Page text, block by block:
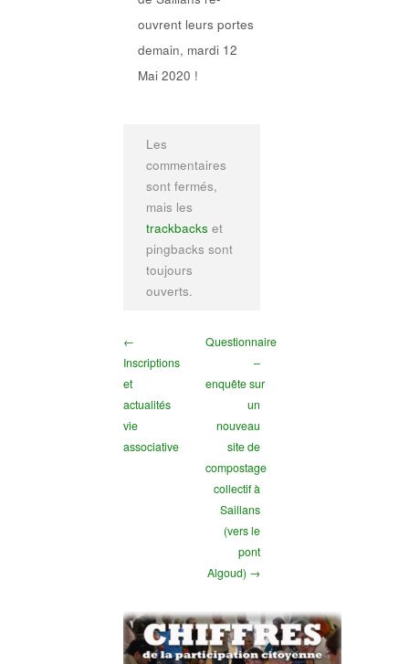
ouvrent leurs portes
demain, mardi 12
Mai 2020 !
Les
commentaires
sont fermés,
mais les
trackbacks et
pingbacks sont
toujours
ouverts.
←
Inscriptions
et
actualités
vie
associative
Questionnaire
–
enquête sur
un
nouveau
site de
compostage
collectif à
Saillans
(vers le
pont
Algoud) →